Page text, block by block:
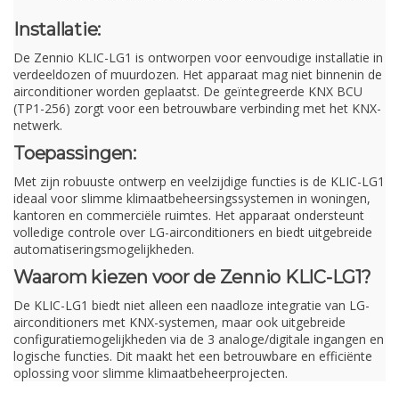
Installatie:
De Zennio KLIC-LG1 is ontworpen voor eenvoudige installatie in
verdeeldozen of muurdozen. Het apparaat mag niet binnenin de
airconditioner worden geplaatst. De geïntegreerde KNX BCU
(TP1-256) zorgt voor een betrouwbare verbinding met het KNX-
netwerk.
Toepassingen:
Met zijn robuuste ontwerp en veelzijdige functies is de KLIC-LG1
ideaal voor slimme klimaatbeheersingssystemen in woningen,
kantoren en commerciële ruimtes. Het apparaat ondersteunt
volledige controle over LG-airconditioners en biedt uitgebreide
automatiseringsmogelijkheden.
Waarom kiezen voor de Zennio KLIC-LG1?
De KLIC-LG1 biedt niet alleen een naadloze integratie van LG-
airconditioners met KNX-systemen, maar ook uitgebreide
configuratiemogelijkheden via de 3 analoge/digitale ingangen en
logische functies. Dit maakt het een betrouwbare en efficiënte
oplossing voor slimme klimaatbeheerprojecten.